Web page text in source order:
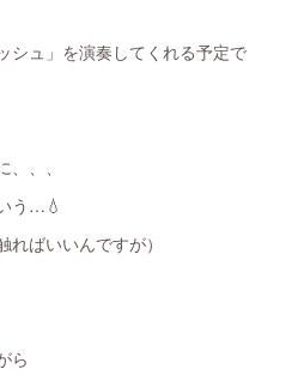
シュ」を演奏してくれる予定で
、、
う…💧
ればいいんですが）
ら